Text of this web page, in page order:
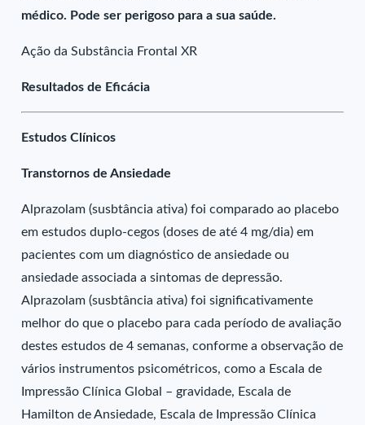
médico. Pode ser perigoso para a sua saúde.
Ação da Substância Frontal XR
Resultados de Eficácia
Estudos Clínicos
Transtornos de Ansiedade
Alprazolam (susbtância ativa) foi comparado ao placebo
em estudos duplo-cegos (doses de até 4 mg/dia) em
pacientes com um diagnóstico de ansiedade ou
ansiedade associada a sintomas de depressão.
Alprazolam (susbtância ativa) foi significativamente
melhor do que o placebo para cada período de avaliação
destes estudos de 4 semanas, conforme a observação de
vários instrumentos psicométricos, como a Escala de
Impressão Clínica Global – gravidade, Escala de
Hamilton de Ansiedade, Escala de Impressão Clínica